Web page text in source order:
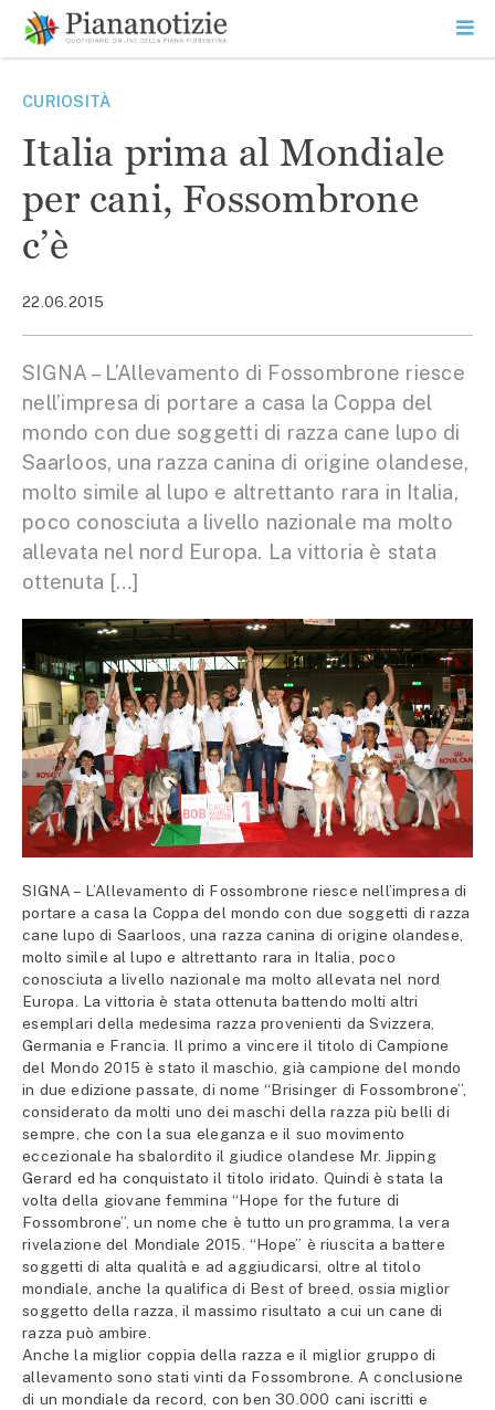
contenuto
Piana Notizie
Le notizie della Piana
SEARCH
CURIOSITÀ
Italia prima al Mondiale
per cani, Fossombrone
c’è
22.06.2015
SIGNA – L’Allevamento di Fossombrone riesce
nell’impresa di portare a casa la Coppa del
mondo con due soggetti di razza cane lupo di
Saarloos, una razza canina di origine olandese,
molto simile al lupo e altrettanto rara in Italia,
poco conosciuta a livello nazionale ma molto
allevata nel nord Europa. La vittoria è stata
ottenuta […]
SIGNA – L’Allevamento di Fossombrone riesce nell’impresa di
portare a casa la Coppa del mondo con due soggetti di razza
cane lupo di Saarloos, una razza canina di origine olandese,
molto simile al lupo e altrettanto rara in Italia, poco
conosciuta a livello nazionale ma molto allevata nel nord
Europa. La vittoria è stata ottenuta battendo molti altri
esemplari della medesima razza provenienti da Svizzera,
Germania e Francia. Il primo a vincere il titolo di Campione
del Mondo 2015 è stato il maschio, già campione del mondo
in due edizione passate, di nome “Brisinger di Fossombrone”,
considerato da molti uno dei maschi della razza più belli di
sempre, che con la sua eleganza e il suo movimento
eccezionale ha sbalordito il giudice olandese Mr. Jipping
Gerard ed ha conquistato il titolo iridato. Quindi è stata la
volta della giovane femmina “Hope for the future di
Fossombrone”, un nome che è tutto un programma, la vera
rivelazione del Mondiale 2015. “Hope” è riuscita a battere
soggetti di alta qualità e ad aggiudicarsi, oltre al titolo
mondiale, anche la qualifica di Best of breed, ossia miglior
soggetto della razza, il massimo risultato a cui un cane di
razza può ambire.
Anche la miglior coppia della razza e il miglior gruppo di
allevamento sono stati vinti da Fossombrone. A conclusione
di un mondiale da record, con ben 30.000 cani iscritti e